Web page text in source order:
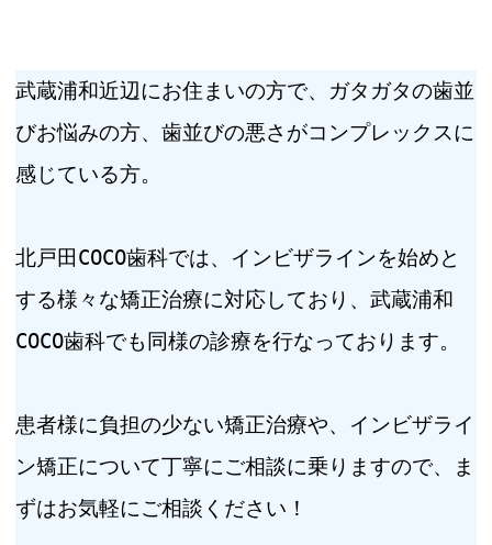
武蔵浦和近辺にお住まいの方で、ガタガタの歯並
びお悩みの方、歯並びの悪さがコンプレックスに
感じている方。
北戸田COCO歯科では、インビザラインを始めと
する様々な矯正治療に対応しており、武蔵浦和
COCO歯科でも同様の診療を行なっております。
患者様に負担の少ない矯正治療や、インビザライ
ン矯正について丁寧にご相談に乗りますので、ま
ずはお気軽にご相談ください！